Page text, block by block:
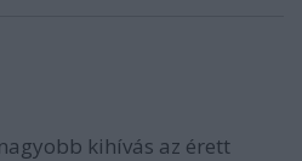
kihívás az érett